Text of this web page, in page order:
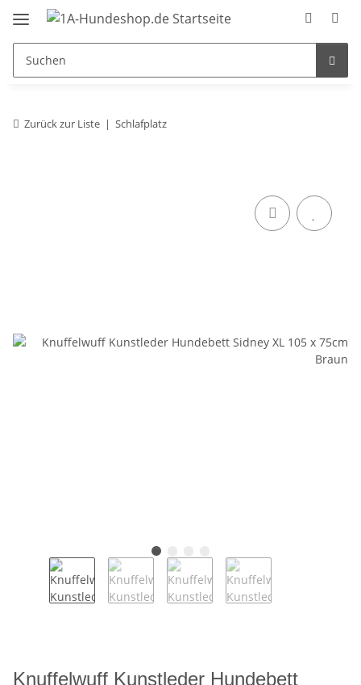
Zurück zur Liste Schlafplatz
Knuffelwuff Kunstleder Hundebett